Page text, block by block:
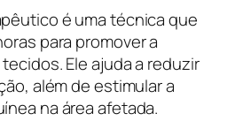
é uma técnica que
para promover a
Ele ajuda a reduzir
além de estimular a
na área afetada.